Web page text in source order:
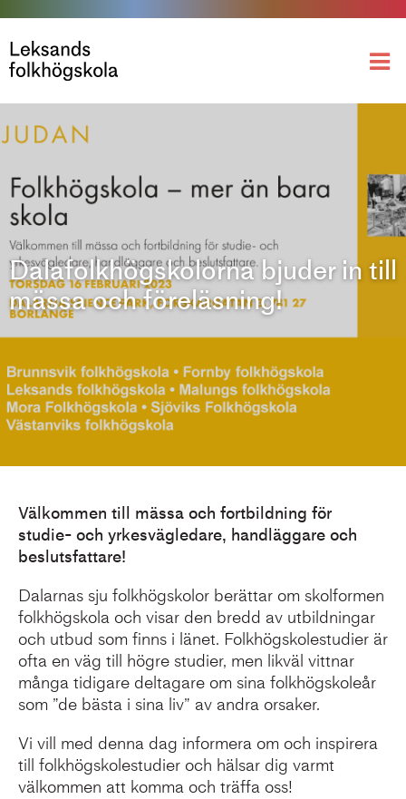
Dalafolkhögskolorna bjuder in till
mässa och föreläsning!
Välkommen till mässa och fortbildning för
studie- och yrkesvägledare, handläggare och
beslutsfattare!
Dalarnas sju folkhögskolor berättar om skolformen
folkhögskola och visar den bredd av utbildningar
och utbud som finns i länet. Folkhögskolestudier är
ofta en väg till högre studier, men likväl vittnar
många tidigare deltagare om sina folkhögskoleår
som ”de bästa i sina liv” av andra orsaker.
Vi vill med denna dag informera om och inspirera
till folkhögskolestudier och hälsar dig varmt
välkommen att komma och träffa oss!